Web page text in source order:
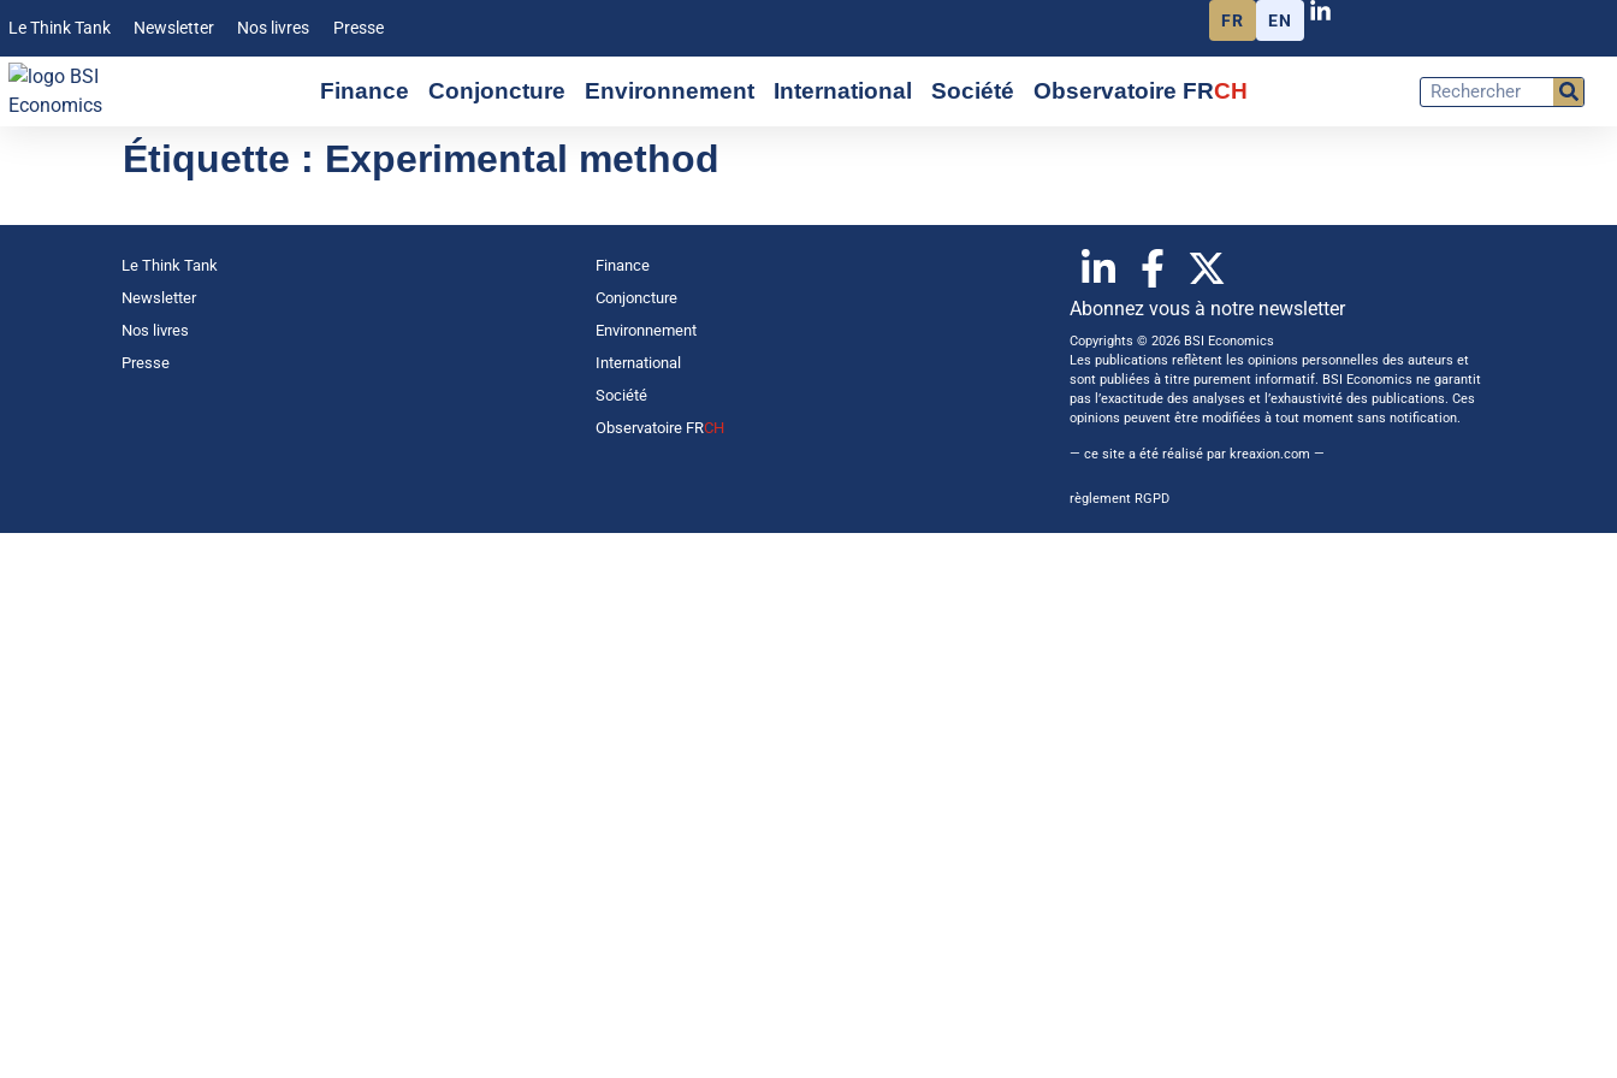
Le Think Tank Newsletter Nos livres Presse FR EN
Finance Conjoncture Environnement International Société Observatoire FRCH
Étiquette : Experimental method
Le Think Tank
Newsletter
Nos livres
Presse
Finance
Conjoncture
Environnement
International
Société
Observatoire FRCH
Abonnez vous à notre newsletter
Copyrights © 2026 BSI Economics
Les publications reflètent les opinions personnelles des auteurs et
sont publiées à titre purement informatif. BSI Economics ne garantit
pas l’exactitude des analyses et l’exhaustivité des publications. Ces
opinions peuvent être modifiées à tout moment sans notification.
— ce site a été réalisé par kreaxion.com —
règlement RGPD